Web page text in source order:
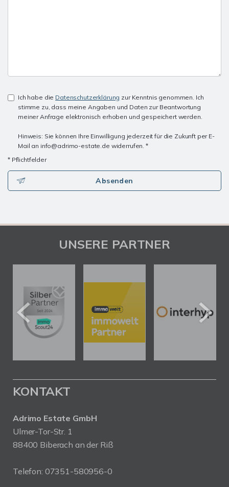
Ich habe die Datenschutzerklärung zur Kenntnis genommen. Ich
stimme zu, dass meine Angaben und Daten zur Beantwortung
meiner Anfrage elektronisch erhoben und gespeichert werden.
Hinweis: Sie können Ihre Einwilligung jederzeit für die Zukunft per E-
Mail an info@adrimo-estate.de widerrufen. *
* Pflichtfelder
Absenden
UNSERE PARTNER
KONTAKT
Adrimo Estate GmbH
Ulmer-Tor-Str. 1
88400 Biberach an der Riß
Telefon: 07351-580956-0